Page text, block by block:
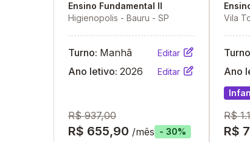
Ensino Fundamental II
Higienopolis - Bauru - SP
Turno: Manhã Editar
Ano letivo: 2026 Editar
R$ 937,00
R$ 655,90 /mês - 30%
Vila
Ano
R$
R$